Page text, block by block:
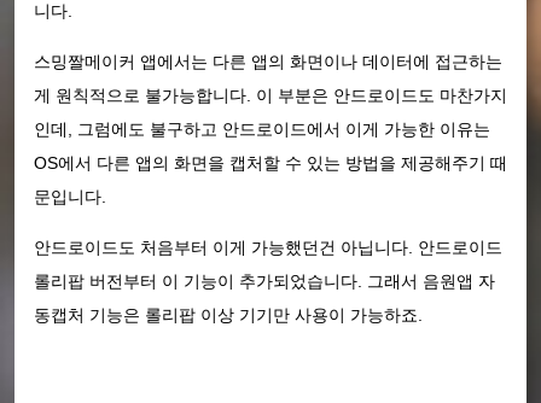
니다.
스밍짤메이커 앱에서는 다른 앱의 화면이나 데이터에 접근하는
게 원칙적으로 불가능합니다. 이 부분은 안드로이드도 마찬가지
인데, 그럼에도 불구하고 안드로이드에서 이게 가능한 이유는
OS에서 다른 앱의 화면을 캡처할 수 있는 방법을 제공해주기 때
문입니다.
안드로이드도 처음부터 이게 가능했던건 아닙니다. 안드로이드
롤리팝 버전부터 이 기능이 추가되었습니다. 그래서 음원앱 자
동캡처 기능은 롤리팝 이상 기기만 사용이 가능하죠.